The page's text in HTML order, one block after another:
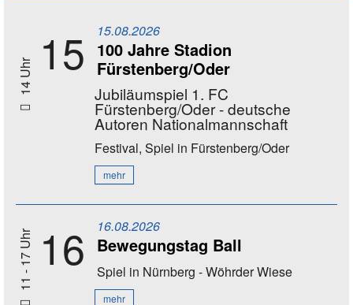
14 Uhr 15 15.08.2026
100 Jahre Stadion
Fürstenberg/Oder
Jubiläumspiel 1. FC
Fürstenberg/Oder - deutsche
Autoren Nationalmannschaft
Festival, Spiel in Fürstenberg/Oder
mehr
11 - 17 Uhr 16 16.08.2026
Bewegungstag Ball
Spiel in Nürnberg - Wöhrder Wiese
mehr